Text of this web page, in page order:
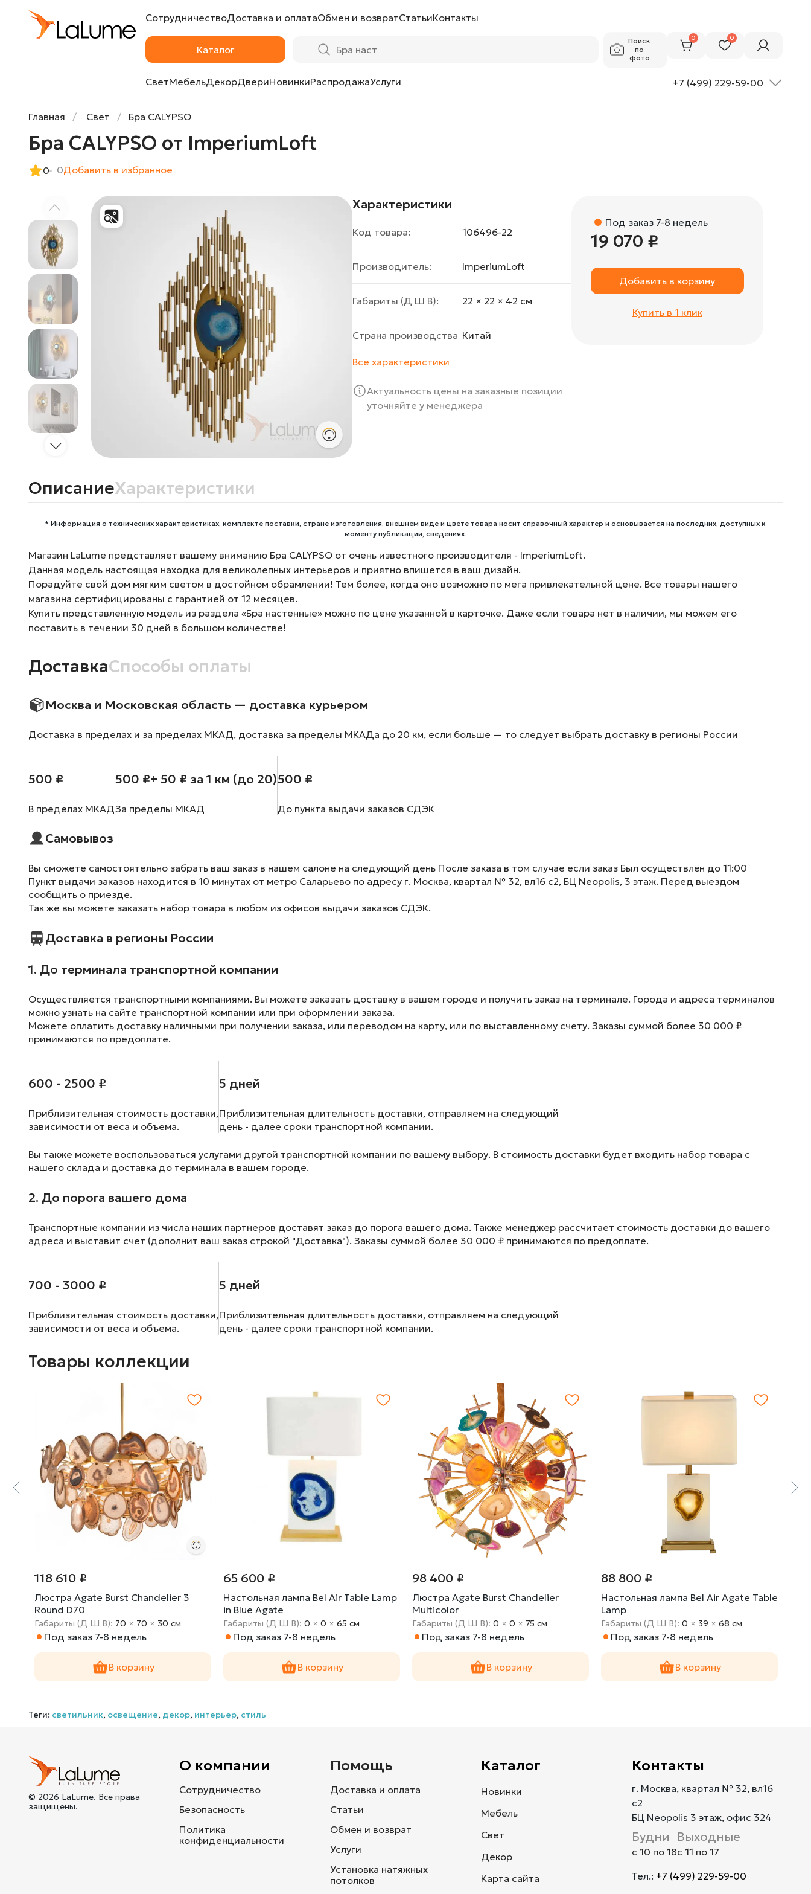
СотрудничествоДоставка и оплатаОбмен и возвратСтатьиКонтакты
Каталог
Поиск
по
фото
0 0
СветМебельДекорДвериНовинкиРаспродажаУслуги +7 (499) 229-59-00
Главная Свет Бра CALYPSO
Бра CALYPSO от ImperiumLoft
0 0Добавить в избранное
Характеристики
Код товара: 106496-22
Производитель: ImperiumLoft
Габариты (Д Ш В): 22 × 22 × 42 cм
Страна производства Китай
Все характеристики
Актуальность цены на заказные позиции
уточняйте у менеджера
Под заказ 7-8 недель
19 070 ₽
Добавить в корзину
Купить в 1 клик
ОписаниеХарактеристики
* Информация о технических характеристиках, комплекте поставки, стране изготовления, внешнем виде и цвете товара носит справочный характер и основывается на последних, доступных к
моменту публикации, сведениях.
Магазин LaLume представляет вашему вниманию Бра CALYPSO от очень известного производителя - ImperiumLoft.
Данная модель настоящая находка для великолепных интерьеров и приятно впишется в ваш дизайн.
Порадуйте свой дом мягким светом в достойном обрамлении! Тем более, когда оно возможно по мега привлекательной цене. Все товары нашего
магазина сертифицированы с гарантией от 12 месяцев.
Купить представленную модель из раздела «Бра настенные» можно по цене указанной в карточке. Даже если товара нет в наличии, мы можем его
поставить в течении 30 дней в большом количестве!
ДоставкаСпособы оплаты
Москва и Московская область — доставка курьером
Доставка в пределах и за пределах МКАД, доставка за пределы МКАДа до 20 км, если больше — то следует выбрать доставку в регионы России
500 ₽
В пределах МКАД
500 ₽+ 50 ₽ за 1 км (до 20)
За пределы МКАД
500 ₽
До пункта выдачи заказов СДЭК
Самовывоз
Вы сможете самостоятельно забрать ваш заказ в нашем салоне на следующий день После заказа в том случае если заказ Был осуществлён до 11:00
Пункт выдачи заказов находится в 10 минутах от метро Саларьево по адресу г. Москва, квартал № 32, вл16 с2, БЦ Neopolis, 3 этаж. Перед выездом
сообщить о приезде.
Так же вы можете заказать набор товара в любом из офисов выдачи заказов СДЭК.
Доставка в регионы России
1. До терминала транспортной компании
Осуществляется транспортными компаниями. Вы можете заказать доставку в вашем городе и получить заказ на терминале. Города и адреса терминалов
можно узнать на сайте транспортной компании или при оформлении заказа.
Можете оплатить доставку наличными при получении заказа, или переводом на карту, или по выставленному счету. Заказы суммой более 30 000 ₽
принимаются по предоплате.
600 - 2500 ₽
Приблизительная стоимость доставки,
зависимости от веса и объема.
5 дней
Приблизительная длительность доставки, отправляем на следующий
день - далее сроки транспортной компании.
Вы также можете воспользоваться услугами другой транспортной компании по вашему выбору. В стоимость доставки будет входить набор товара с
нашего склада и доставка до терминала в вашем городе.
2. До порога вашего дома
Транспортные компании из числа наших партнеров доставят заказ до порога вашего дома. Также менеджер рассчитает стоимость доставки до вашего
адреса и выставит счет (дополнит ваш заказ строкой "Доставка"). Заказы суммой более 30 000 ₽ принимаются по предоплате.
700 - 3000 ₽
Приблизительная стоимость доставки,
зависимости от веса и объема.
5 дней
Приблизительная длительность доставки, отправляем на следующий
день - далее сроки транспортной компании.
Товары коллекции
118 610 ₽
Люстра Agate Burst Chandelier 3
Round D70
Габариты (Д Ш В): 70 × 70 × 30 cм
Под заказ 7-8 недель
В корзину
65 600 ₽
Настольная лампа Bel Air Table Lamp
in Blue Agate
Габариты (Д Ш В):0 ×0 ×65 cм
Под заказ 7-8 недель
В корзину
98 400 ₽
Люстра Agate Burst Chandelier
Multicolor
Габариты (Д Ш В):0 ×0 × 75 cм
Под заказ 7-8 недель
В корзину
88 800 ₽
Настольная лампа Bel Air Agate Table
Lamp
Габариты (Д Ш В):0 × 39 ×68 cм
Под заказ 7-8 недель
В корзину
Бра CALYPSO от ImperiumLoft
Теги: светильник, освещение, декор, интерьер, стиль
© 2026 LaLume. Все права
защищены.
О компании
Сотрудничество
Безопасность
Политика
конфиденциальности
Помощь
Доставка и оплата
Статьи
Обмен и возврат
Услуги
Установка натяжных
потолков
Каталог
Новинки
Мебель
Свет
Декор
Карта сайта
Контакты
г. Москва, квартал № 32, вл16
с2
БЦ Neopolis 3 этаж, офис 324
Будни
с 10 по 18
Выходные
с 11 по 17
Тел.: +7 (499) 229-59-00